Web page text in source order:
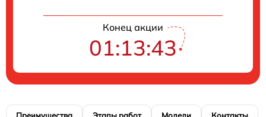
Конец акции
01:13:42